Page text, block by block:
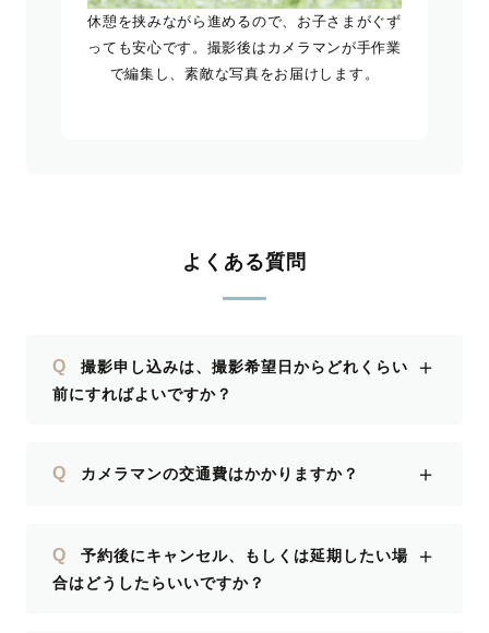
休憩を挟みながら進めるので、お子さまがぐず
っても安心です。撮影後はカメラマンが手作業
で編集し、素敵な写真をお届けします。
よくある質問
Q
撮影申し込みは、撮影希望日からどれくらい
前にすればよいですか？
＋
Q カメラマンの交通費はかかりますか？ ＋
Q
予約後にキャンセル、もしくは延期したい場
合はどうしたらいいですか？
＋